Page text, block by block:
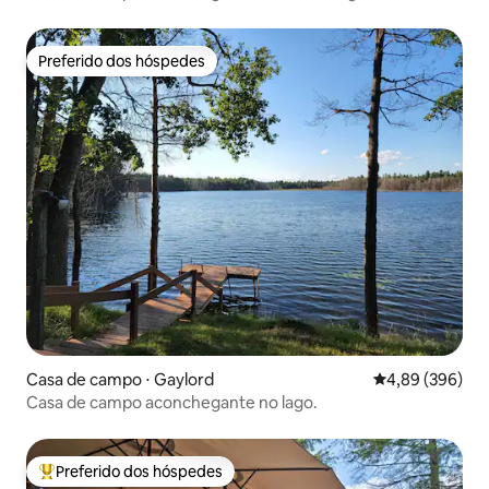
Preferido dos hóspedes
Preferido dos hóspedes
Casa de campo ⋅ Gaylord 4,89 de uma
4,89 (396)
Casa de campo aconchegante no lago.
Entre os melhores preferidos dos hóspedes
Preferido dos hóspedes